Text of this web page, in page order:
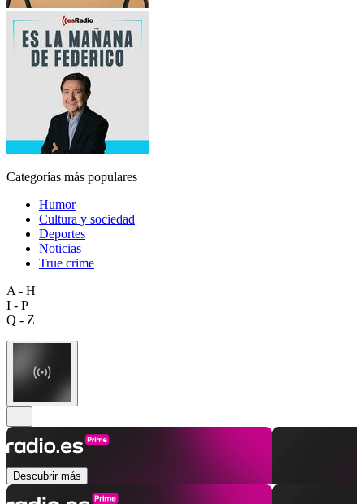
Categorías más populares
Humor
Cultura y sociedad
Deportes
Noticias
True crime
A - H
I - P
Q - Z
Descubrir más